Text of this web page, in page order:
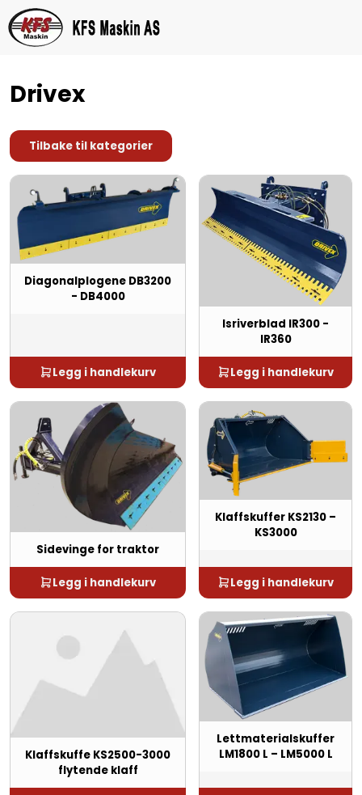
Drivex
Tilbake til kategorier
Diagonalplogene DB3200
- DB4000
Legg i handlekurv
Isriverblad IR300 -
IR360
Legg i handlekurv
Sidevinge for traktor
Legg i handlekurv
Klaffskuffer KS2130 –
KS3000
Legg i handlekurv
Klaffskuffe KS2500-3000
flytende klaff
Lettmaterialskuffer
LM1800 L – LM5000 L